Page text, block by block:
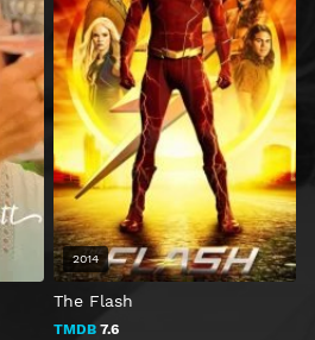
The Flash
TMDB 7.6
2014